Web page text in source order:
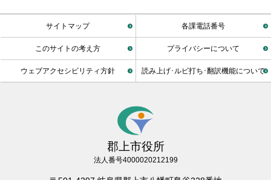
サイトマップ 各課電話番号
このサイトの考え方 プライバシーについて
ウェブアクセシビリティ方針 読み上げ･ルビ打ち･翻訳機能について
郡上市役所
法人番号4000020212199